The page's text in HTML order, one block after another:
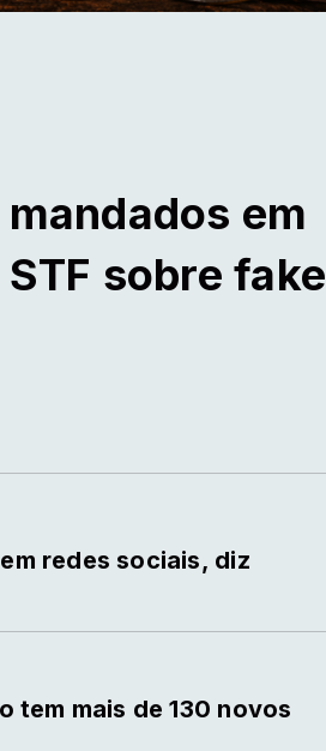
em
sobre fake
redes sociais, diz
tem mais de 130 novos